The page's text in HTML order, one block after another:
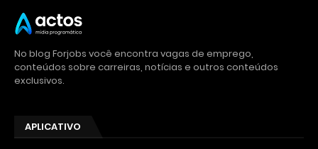
No blog Forjobs você encontra vagas de emprego,
conteúdos sobre carreiras, notícias e outros conteúdos
exclusivos.
APLICATIVO